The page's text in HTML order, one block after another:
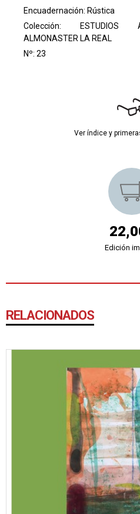
Encuadernación: Rústica
Colección:
ESTUDIOS
ALMONASTER LA REAL
Nº: 23
Ver índice y
Edición
RELACIONADOS